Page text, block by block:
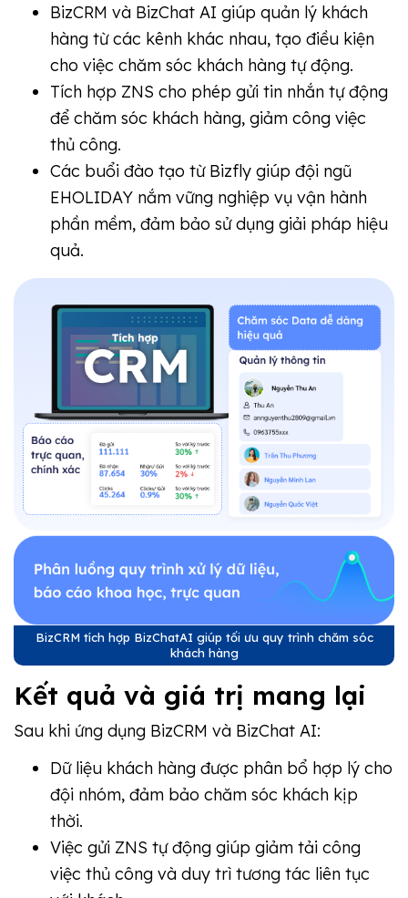
BizCRM và BizChat AI giúp quản lý khách
hàng từ các kênh khác nhau, tạo điều kiện
cho việc chăm sóc khách hàng tự động.
Tích hợp ZNS cho phép gửi tin nhắn tự động
để chăm sóc khách hàng, giảm công việc
thủ công.
Các buổi đào tạo từ Bizfly giúp đội ngũ
EHOLIDAY nắm vững nghiệp vụ vận hành
phần mềm, đảm bảo sử dụng giải pháp hiệu
quả.
BizCRM tích hợp BizChatAI giúp tối ưu quy trình chăm sóc
khách hàng
Kết quả và giá trị mang lại
Sau khi ứng dụng BizCRM và BizChat AI:
Dữ liệu khách hàng được phân bổ hợp lý cho
đội nhóm, đảm bảo chăm sóc khách kịp
thời.
Việc gửi ZNS tự động giúp giảm tải công
việc thủ công và duy trì tương tác liên tục